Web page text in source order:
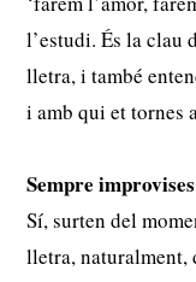
l’estudi. És la clau
lletra, i també
i amb qui et tornes
Sempre
Sí, surten del
lletra, naturalment,